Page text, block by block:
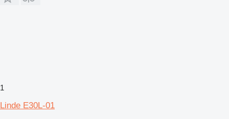
1
Linde E30L-01